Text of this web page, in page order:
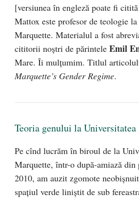
[versiunea în engleză poate fi citită
Mattox este profesor de teologie
Marquette. Materialul a fost
cititorii noştri de părintele Emil
Mare. Îi mulţumim. Titlul
Marquette’s Gender Regime.
Teoria genului la
Pe cînd lucrăm în biroul de la
Marquette, într-o după-amiază
2010, am auzit zgomote
spațiul verde liniștit de sub